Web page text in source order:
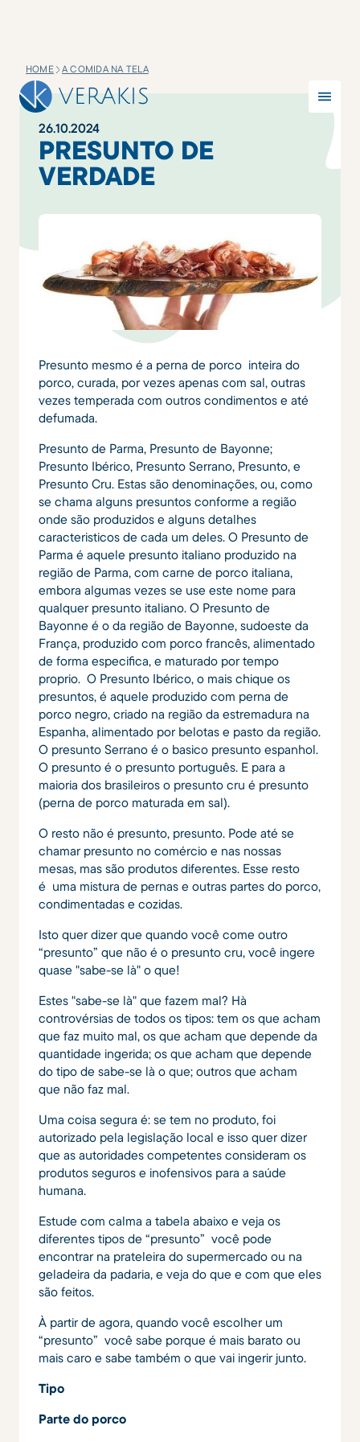
HOME A COMIDA NA TELA
26.10.2024
PRESUNTO DE
VERDADE
Presunto mesmo é a perna de porco inteira do
porco, curada, por vezes apenas com sal, outras
vezes temperada com outros condimentos e até
defumada.
Presunto de Parma, Presunto de Bayonne;
Presunto Ibérico, Presunto Serrano, Presunto, e
Presunto Cru. Estas são denominações, ou, como
se chama alguns presuntos conforme a região
onde são produzidos e alguns detalhes
caracteristicos de cada um deles. O Presunto de
Parma é aquele presunto italiano produzido na
região de Parma, com carne de porco italiana,
embora algumas vezes se use este nome para
qualquer presunto italiano. O Presunto de
Bayonne é o da região de Bayonne, sudoeste da
França, produzido com porco francês, alimentado
de forma especifica, e maturado por tempo
proprio. O Presunto Ibérico, o mais chique os
presuntos, é aquele produzido com perna de
porco negro, criado na região da estremadura na
Espanha, alimentado por belotas e pasto da região.
O presunto Serrano é o basico presunto espanhol.
O presunto é o presunto português. E para a
maioria dos brasileiros o presunto cru é presunto
(perna de porco maturada em sal).
O resto não é presunto, presunto. Pode até se
chamar presunto no comércio e nas nossas
mesas, mas são produtos diferentes. Esse resto
é uma mistura de pernas e outras partes do porco,
condimentadas e cozidas.
Isto quer dizer que quando você come outro
“presunto” que não é o presunto cru, você ingere
quase "sabe-se là" o que!
Estes "sabe-se là" que fazem mal? Hà
controvérsias de todos os tipos: tem os que acham
que faz muito mal, os que acham que depende da
quantidade ingerida; os que acham que depende
do tipo de sabe-se là o que; outros que acham
que não faz mal.
Uma coisa segura é: se tem no produto, foi
autorizado pela legislação local e isso quer dizer
que as autoridades competentes consideram os
produtos seguros e inofensivos para a saúde
humana.
Estude com calma a tabela abaixo e veja os
diferentes tipos de “presunto” você pode
encontrar na prateleira do supermercado ou na
geladeira da padaria, e veja do que e com que eles
são feitos.
À partir de agora, quando você escolher um
“presunto” você sabe porque é mais barato ou
mais caro e sabe também o que vai ingerir junto.
Tipo
Parte do porco